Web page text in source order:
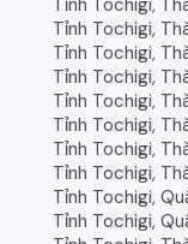
Tỉnh Tochigi,
Tỉnh Tochigi,
Tỉnh Tochigi,
Tỉnh Tochigi,
Tỉnh Tochigi,
Tỉnh Tochigi,
Tỉnh Tochigi,
Tỉnh Tochigi,
Tỉnh Tochigi,
Tỉnh Tochigi,